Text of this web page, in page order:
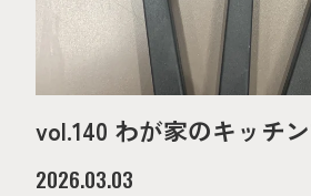
vol.140 わが家のキッチ
2026.03.03